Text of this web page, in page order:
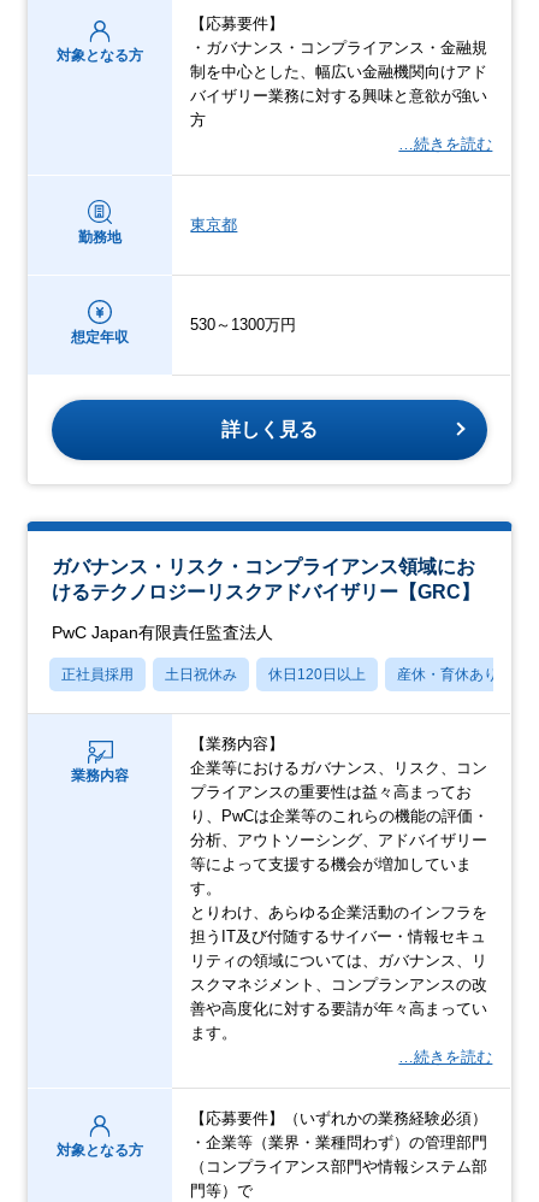
対象となる方
【応募要件】
・ガバナンス・コンプライアンス・金融規
制を中心とした、幅広い金融機関向けアド
バイザリー業務に対する興味と意欲が強い
方
…続きを読む
勤務地
東京都
想定年収
530～1300万円
詳しく見る
ガバナンス・リスク・コンプライアンス領域にお
けるテクノロジーリスクアドバイザリー【GRC】
PwC Japan有限責任監査法人
正社員採用 土日祝休み 休日120日以上 産休・育休あり
業務内容
【業務内容】
企業等におけるガバナンス、リスク、コン
プライアンスの重要性は益々高まってお
り、PwCは企業等のこれらの機能の評価・
分析、アウトソーシング、アドバイザリー
等によって支援する機会が増加していま
す。
とりわけ、あらゆる企業活動のインフラを
担うIT及び付随するサイバー・情報セキュ
リティの領域については、ガバナンス、リ
スクマネジメント、コンプランアンスの改
善や高度化に対する要請が年々高まってい
ます。
…続きを読む
対象となる方
【応募要件】（いずれかの業務経験必須）
・企業等（業界・業種問わず）の管理部門
（コンプライアンス部門や情報システム部
門等）で